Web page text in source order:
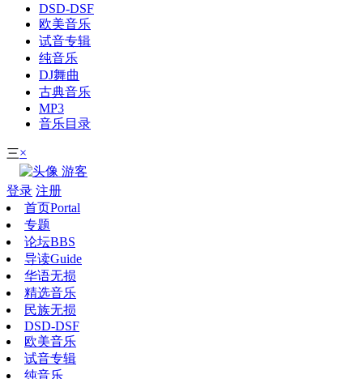
DSD-DSF
欧美音乐
试音专辑
纯音乐
DJ舞曲
古典音乐
MP3
音乐目录
三×
游客
登录 注册
首页Portal
专题
论坛BBS
导读Guide
华语无损
精选音乐
民族无损
DSD-DSF
欧美音乐
试音专辑
纯音乐